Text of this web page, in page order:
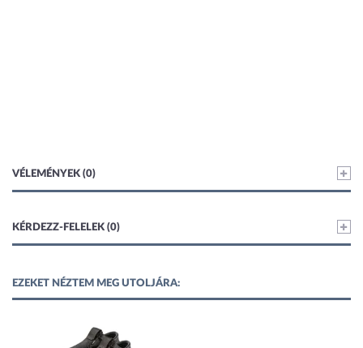
VÉLEMÉNYEK (0)
KÉRDEZZ-FELELEK (0)
EZEKET NÉZTEM MEG UTOLJÁRA: